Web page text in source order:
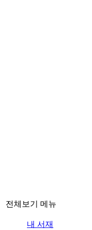
전체보기 메뉴
내 서재